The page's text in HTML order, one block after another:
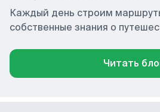
Каждый день строим
собственные знания о
Читать